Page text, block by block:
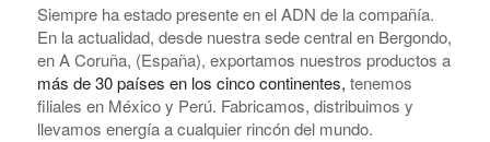
Siempre ha estado presente en el ADN de la compañía.
En la actualidad, desde nuestra sede central en Bergondo,
en A Coruña, (España), exportamos nuestros productos a
más de 30 países en los cinco continentes, tenemos
filiales en México y Perú. Fabricamos, distribuimos y
llevamos energía a cualquier rincón del mundo.